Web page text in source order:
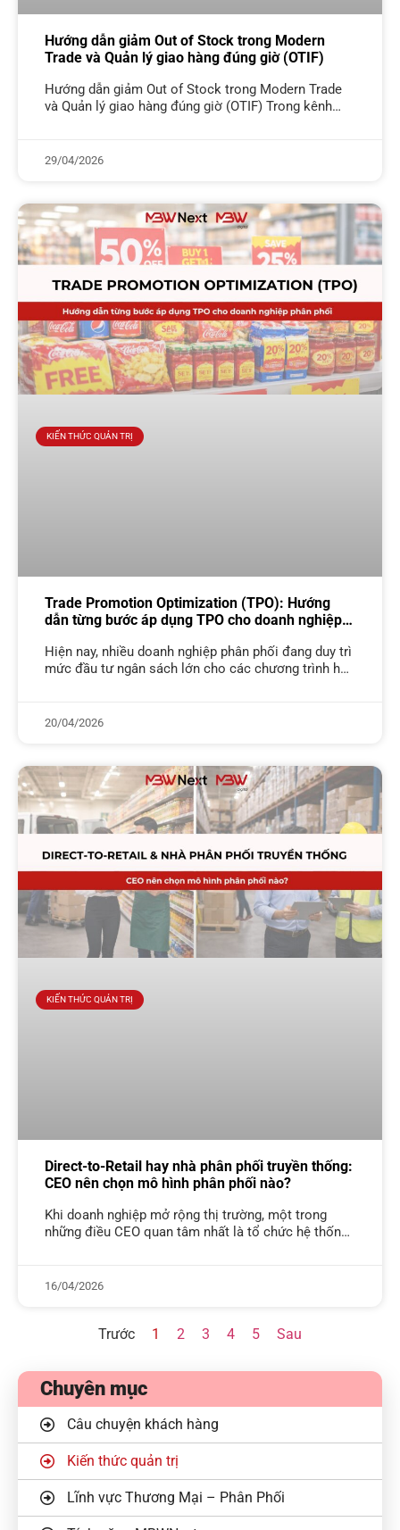
Hướng dẫn giảm Out of Stock trong Modern
Trade và Quản lý giao hàng đúng giờ (OTIF)
Hướng dẫn giảm Out of Stock trong Modern Trade
và Quản lý giao hàng đúng giờ (OTIF) Trong kênh
29/04/2026
KIẾN THỨC QUẢN TRỊ
Trade Promotion Optimization (TPO): Hướng
dẫn từng bước áp dụng TPO cho doanh nghiệp
Hiện nay, nhiều doanh nghiệp phân phối đang duy trì
mức đầu tư ngân sách lớn cho các chương trình hỗ
20/04/2026
KIẾN THỨC QUẢN TRỊ
Direct-to-Retail hay nhà phân phối truyền thống:
CEO nên chọn mô hình phân phối nào?
Khi doanh nghiệp mở rộng thị trường, một trong
những điều CEO quan tâm nhất là tổ chức hệ thống
16/04/2026
Trước 1 2 3 4 5 Sau
Chuyên mục
Câu chuyện khách hàng
Kiến thức quản trị
Lĩnh vực Thương Mại – Phân Phối